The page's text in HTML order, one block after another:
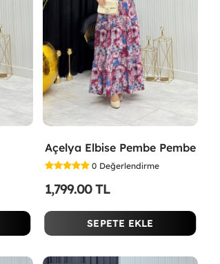
Açelya Elbise Pembe Pembe
0 Değerlendirme
1,799.00 TL
SEPETE EKLE